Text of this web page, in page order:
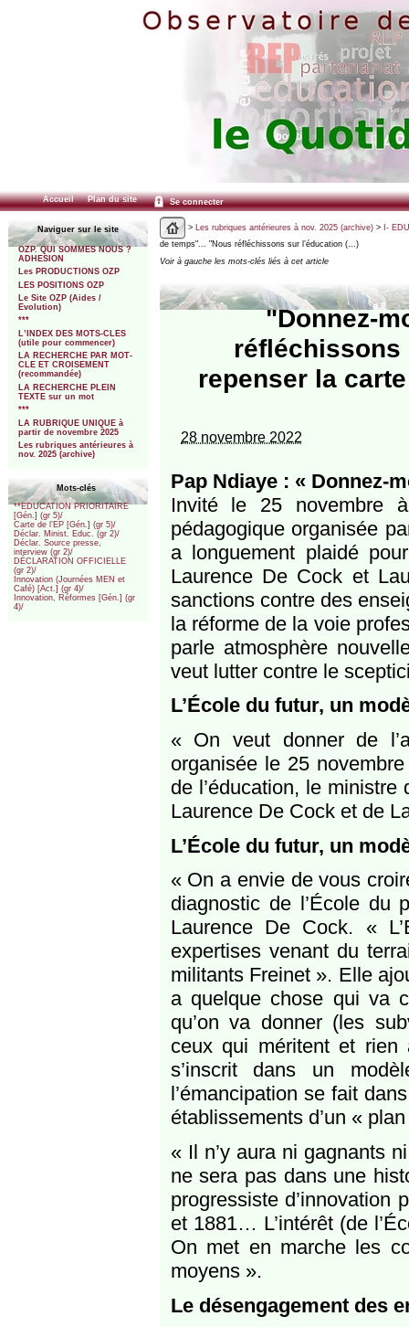
Accueil Plan du site Se connecter
Naviguer sur le site
OZP. QUI SOMMES NOUS ?
ADHESION
Les PRODUCTIONS OZP
LES POSITIONS OZP
Le Site OZP (Aides /
Evolution)
***
L’INDEX DES MOTS-CLES
(utile pour commencer)
LA RECHERCHE PAR MOT-
CLE ET CROISEMENT
(recommandée)
LA RECHERCHE PLEIN
TEXTE sur un mot
***
LA RUBRIQUE UNIQUE à
partir de novembre 2025
Les rubriques antérieures à
nov. 2025 (archive)
Mots-clés
**EDUCATION PRIORITAIRE
[Gén.] (gr 5)/
Carte de l’EP [Gén.] (gr 5)/
Déclar. Minist. Educ. (gr 2)/
Déclar. Source presse,
interview (gr 2)/
DÉCLARATION OFFICIELLE
(gr 2)/
Innovation (Journées MEN et
Café) [Act.] (gr 4)/
Innovation, Réformes [Gén.] (gr
4)/
> Les rubriques antérieures à nov. 2025 (archive)> I-
de temps"... "Nous réfléchissons sur l’éducation (…)
Voir à gauche les mots-clés liés à cet article
"Donnez-
réfléchissons
repenser la
28 novembre 2022
Pap Ndiaye : « Donnez-
Invité le 25 novembre
pédagogique organisée
a longuement plaidé
Laurence De Cock et
sanctions contre des
la réforme de la voie
parle atmosphère
veut lutter contre le
L’École du futur, un
« On veut donner de
organisée le 25
de l’éducation, le
Laurence De Cock et de
L’École du futur, un
« On a envie de vous
diagnostic de l’École du
Laurence De Cock. «
expertises venant du
militants Freinet ». Elle
a quelque chose qui va
qu’on va donner (les
ceux qui méritent et
s’inscrit dans un
l’émancipation se fait
établissements d’un «
« Il n’y aura ni gagnants
ne sera pas dans une
progressiste
et 1881… L’intérêt (de
On met en marche les
moyens ».
Le désengagement des